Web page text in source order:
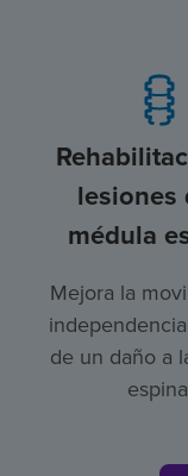
lesiones
médula
Mejora la
de un daño a